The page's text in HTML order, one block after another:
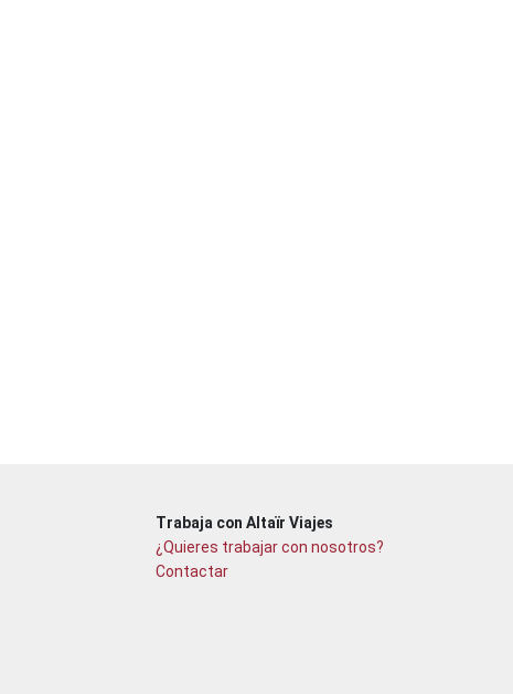
Trabaja con Altaïr Viajes
¿Quieres trabajar con nosotros?
Contactar